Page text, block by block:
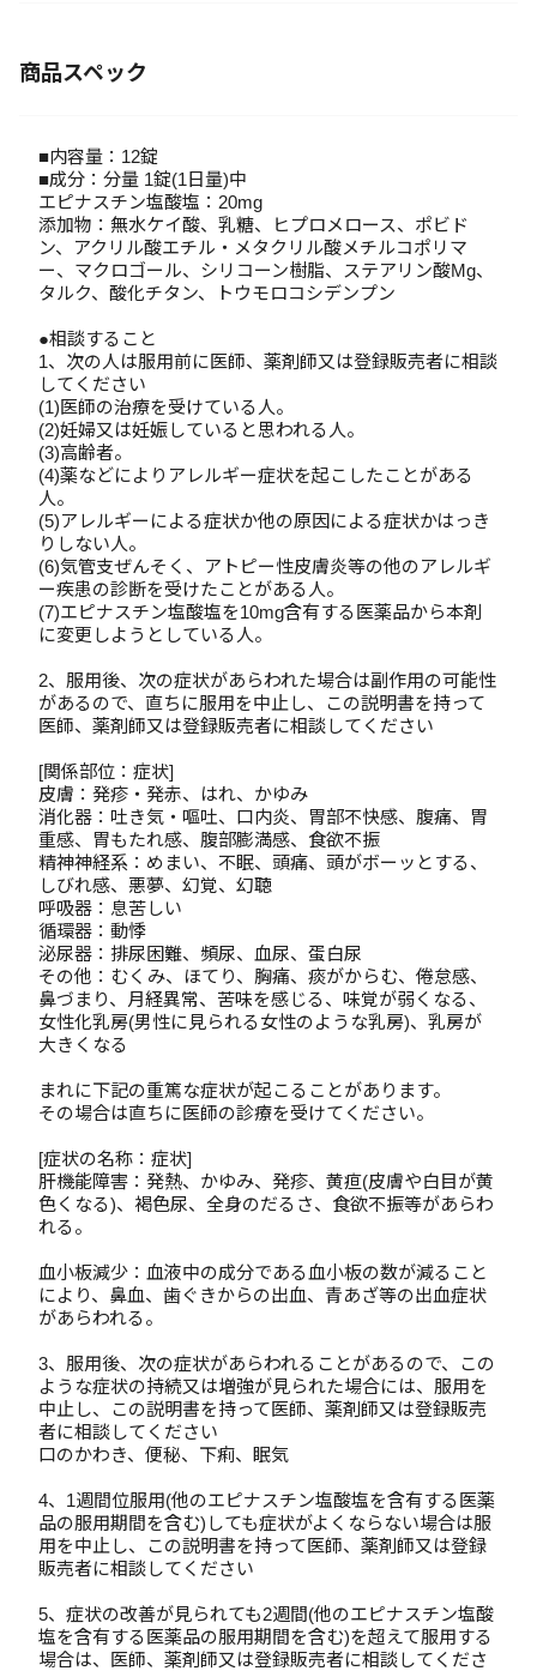
商品スペック
■内容量：12錠
■成分：分量 1錠(1日量)中
エピナスチン塩酸塩：20mg
添加物：無水ケイ酸、乳糖、ヒプロメロース、ポビド
ン、アクリル酸エチル・メタクリル酸メチルコポリマ
ー、マクロゴール、シリコーン樹脂、ステアリン酸Mg、
タルク、酸化チタン、トウモロコシデンプン
●相談すること
1、次の人は服用前に医師、薬剤師又は登録販売者に相談
してください
(1)医師の治療を受けている人。
(2)妊婦又は妊娠していると思われる人。
(3)高齢者。
(4)薬などによりアレルギー症状を起こしたことがある
人。
(5)アレルギーによる症状か他の原因による症状かはっき
りしない人。
(6)気管支ぜんそく、アトピー性皮膚炎等の他のアレルギ
ー疾患の診断を受けたことがある人。
(7)エピナスチン塩酸塩を10mg含有する医薬品から本剤
に変更しようとしている人。
2、服用後、次の症状があらわれた場合は副作用の可能性
があるので、直ちに服用を中止し、この説明書を持って
医師、薬剤師又は登録販売者に相談してください
[関係部位：症状]
皮膚：発疹・発赤、はれ、かゆみ
消化器：吐き気・嘔吐、口内炎、胃部不快感、腹痛、胃
重感、胃もたれ感、腹部膨満感、食欲不振
精神神経系：めまい、不眠、頭痛、頭がボーッとする、
しびれ感、悪夢、幻覚、幻聴
呼吸器：息苦しい
循環器：動悸
泌尿器：排尿困難、頻尿、血尿、蛋白尿
その他：むくみ、ほてり、胸痛、痰がからむ、倦怠感、
鼻づまり、月経異常、苦味を感じる、味覚が弱くなる、
女性化乳房(男性に見られる女性のような乳房)、乳房が
大きくなる
まれに下記の重篤な症状が起こることがあります。
その場合は直ちに医師の診療を受けてください。
[症状の名称：症状]
肝機能障害：発熱、かゆみ、発疹、黄疸(皮膚や白目が黄
色くなる)、褐色尿、全身のだるさ、食欲不振等があらわ
れる。
血小板減少：血液中の成分である血小板の数が減ること
により、鼻血、歯ぐきからの出血、青あざ等の出血症状
があらわれる。
3、服用後、次の症状があらわれることがあるので、この
ような症状の持続又は増強が見られた場合には、服用を
中止し、この説明書を持って医師、薬剤師又は登録販売
者に相談してください
口のかわき、便秘、下痢、眠気
4、1週間位服用(他のエピナスチン塩酸塩を含有する医薬
品の服用期間を含む)しても症状がよくならない場合は服
用を中止し、この説明書を持って医師、薬剤師又は登録
販売者に相談してください
5、症状の改善が見られても2週間(他のエピナスチン塩酸
塩を含有する医薬品の服用期間を含む)を超えて服用する
場合は、医師、薬剤師又は登録販売者に相談してくださ